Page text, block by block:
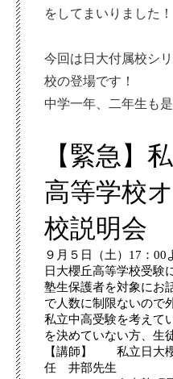
をしてまいりました！
今回は日大付属校シ
校の登場です！
中学一年、二年生も